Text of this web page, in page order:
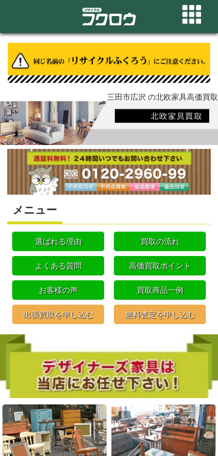
三田市広沢 の北欧家具高価買取
メニュー
選ばれる理由 買取の流れ
よくある質問 高価買取ポイント
お客様の声 買取商品一例
出張買取を申し込む 無料査定を申し込む